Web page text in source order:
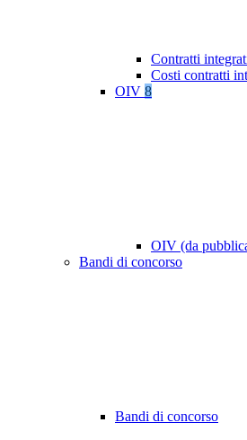
Contratti
Costi contratti
OIV 8
OIV (da
Bandi di concorso
Bandi di concorso